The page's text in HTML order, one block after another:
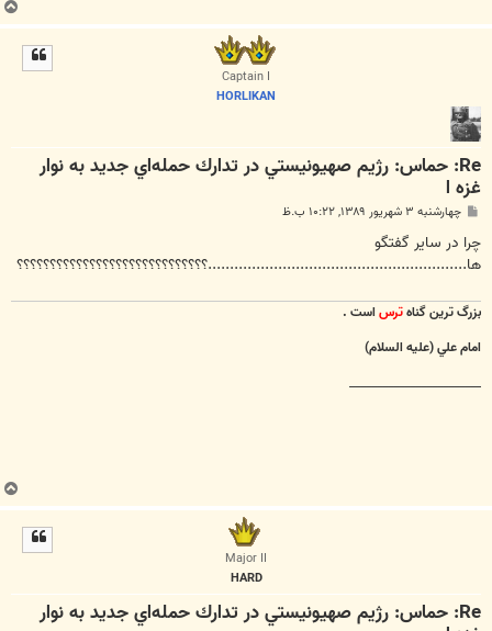
Captain I
HORLIKAN
Re: حماس: رژيم صهيونيستي در تدارك حمله‌اي جديد به نوار
غزه ا
س
ت
چهارشنبه ۳ شهریور ۱۳۸۹, ۱۰:۲۲ ب.ظ
چرا در ساير گفتگو
ها...........................................................؟؟؟؟؟؟؟؟؟؟؟؟؟؟؟؟؟؟؟؟؟؟؟؟؟؟؟؟؟
بزرگ ترين گناهترس است .
امام علي (عليه السلام)
________________________
Major II
HARD
Re: حماس: رژيم صهيونيستي در تدارك حمله‌اي جديد به نوار